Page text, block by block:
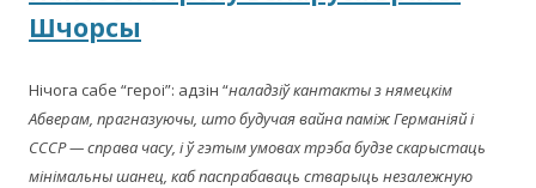
Шчорсы
Нічога сабе “героі”: адзін “наладзіў кантакты з нямецкім
Абверам, прагназуючы, што будучая вайна паміж Германіяй і
СССР — справа часу, і ў гэтым умовах трэба будзе скарыстаць
мінімальны шанец, каб паспрабаваць стварыць незалежную